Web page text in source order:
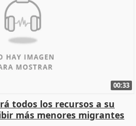
00:33
todos los recursos a su
más menores migrantes